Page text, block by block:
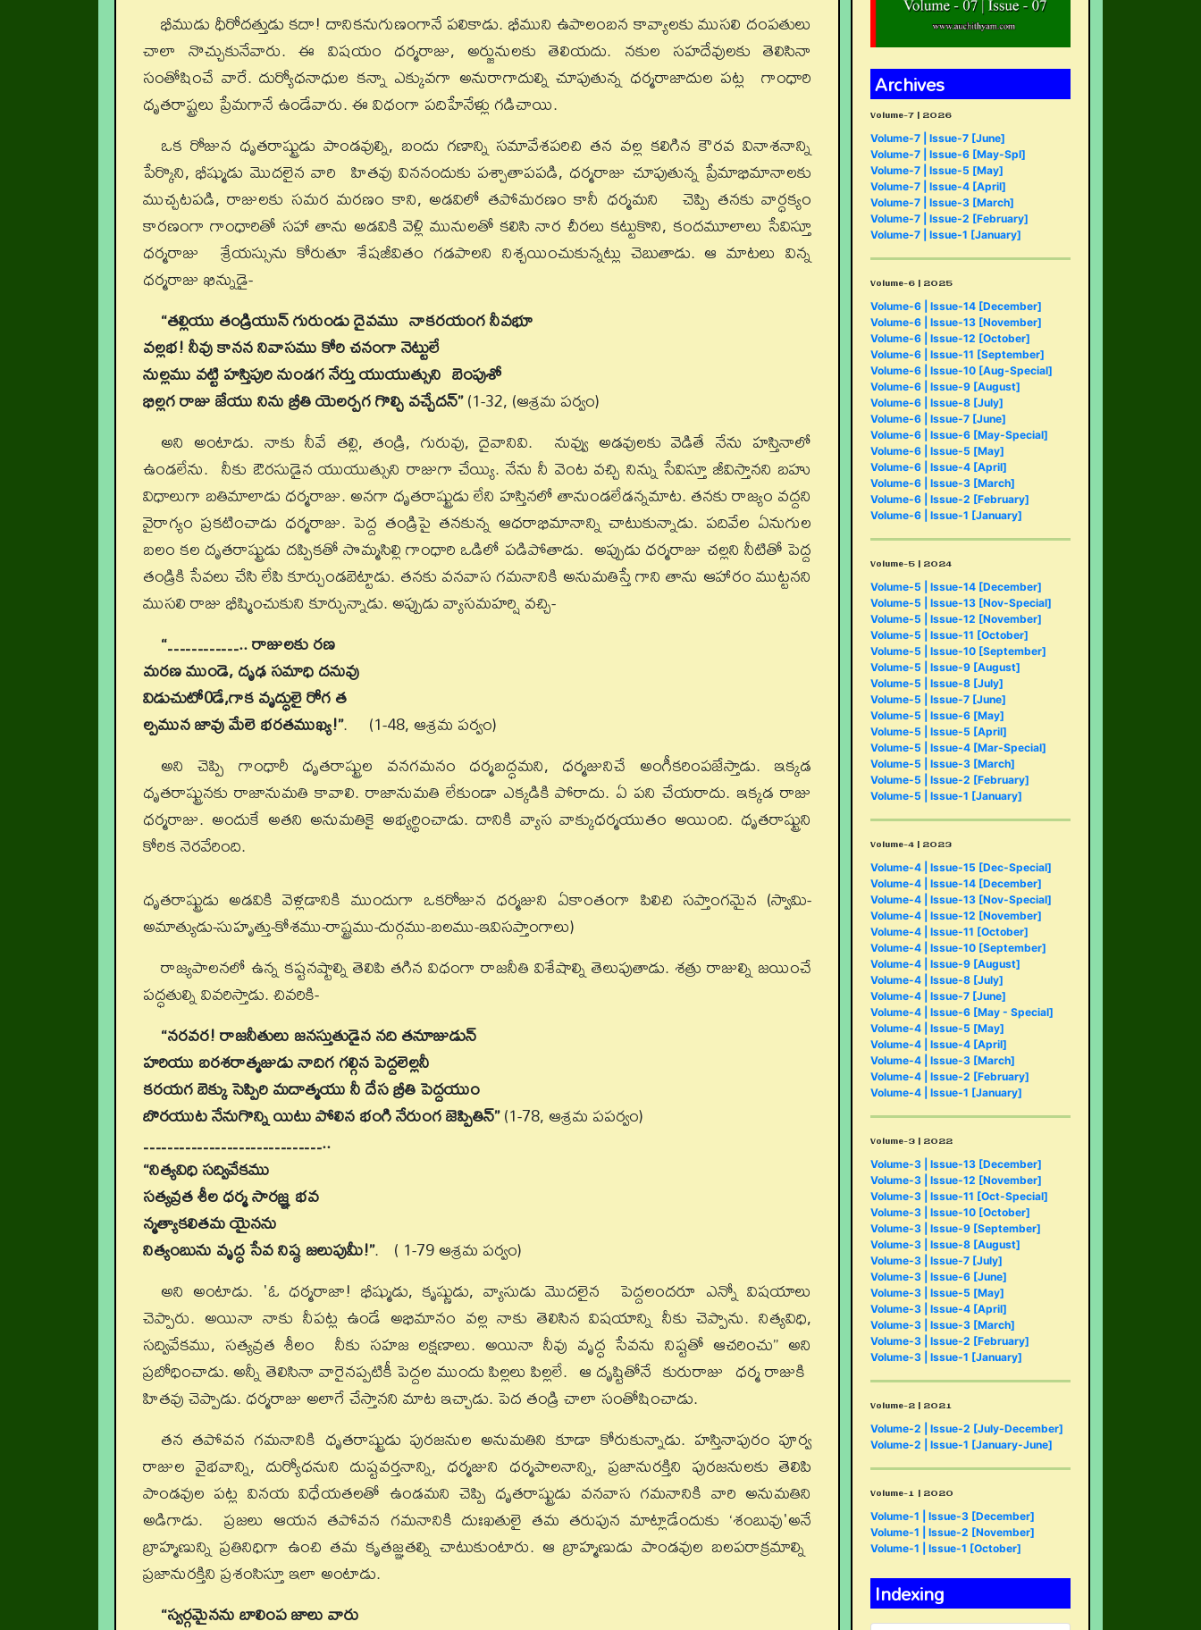
భీముడు ధీరోదత్తుడు కదా! దానికనుగుణంగానే పలికాడు. భీముని ఉపాలంబన కావ్యాలకు ముసలి దంపతులు
చాలా నొచ్చుకునేవారు. ఈ విషయం ధర్మరాజు, అర్జునులకు తెలియదు. నకుల సహదేవులకు తెలిసినా
సంతోషించే వారే. దుర్యోధనాధుల కన్నా ఎక్కువగా అనురాగాదుల్ని చూపుతున్న ధర్మరాజాదుల పట్ల గాంధారి
ధృతరాష్ట్రలు ప్రేమగానే ఉండేవారు. ఈ విధంగా పదిహేనేళ్లు గడిచాయి.
ఒక రోజున ధృతరాష్ట్రుడు పాండవుల్ని, బందు గణాన్ని సమావేశపరిచి తన వల్ల కలిగిన కౌరవ వినాశనాన్ని
పేర్కొని, భీష్ముడు మొదలైన వారి హితవు విననందుకు పశ్చాతాపపడి, ధర్మరాజు చూపుతున్న ప్రేమాభిమానాలకు
ముచ్చటపడి, రాజులకు సమర మరణం కాని, అడవిలో తపోమరణం కానీ ధర్మమని చెప్పి తనకు వార్ధక్యం
కారణంగా గాంధారితో సహా తాను అడవికి వెళ్లి మునులతో కలిసి నార చీరలు కట్టుకొని, కందమూలాలు సేవిస్తూ
ధర్మరాజు శ్రేయస్సును కోరుతూ శేషజీవితం గడపాలని నిశ్చయించుకున్నట్లు చెబుతాడు. ఆ మాటలు విన్న
ధర్మరాజు ఖిన్నుడై-
“తల్లియు తండ్రియున్ గురుండు దైవము నాకరయంగ నీవభూ
వల్లభ! నీవు కానన నివాసము కోరి చనంగా నెట్టులే
నుల్లము వట్టి హస్తిపురి నుండగ నేర్తు యుయుత్సుని బెంపుశో
భిల్లగ రాజు జేయు నిను బ్రీతి యెలర్పగ గొల్చి వచ్చేదన్”(1-32, (ఆశ్రమ పర్వం)
అని అంటాడు. నాకు నీవే తల్లి, తండ్రి, గురువు, దైవానివి. నువ్వు అడవులకు వెడితే నేను హస్తినాలో
ఉండలేను. నీకు ఔరసుడైన యుయుత్సుని రాజుగా చేయ్యి. నేను నీ వెంట వచ్చి నిన్ను సేవిస్తూ జీవిస్తానని బహు
విధాలుగా బతిమాలాడు ధర్మరాజు. అనగా ధృతరాష్ట్రుడు లేని హస్తినలో తానుండలేడన్నమాట. తనకు రాజ్యం వద్దని
వైరాగ్యం ప్రకటించాడు ధర్మరాజు. పెద్ద తండ్రిపై తనకున్న ఆధరాభిమానాన్ని చాటుకున్నాడు. పదివేల ఏనుగుల
బలం కల దృతరాష్ట్రుడు దప్పికతో సొమ్మసిల్లి గాంధారి ఒడిలో పడిపోతాడు. అప్పుడు ధర్మరాజు చల్లని నీటితో పెద్ద
తండ్రికి సేవలు చేసి లేపి కూర్చుండబెట్టాడు. తనకు వనవాస గమనానికి అనుమతిస్తే గాని తాను ఆహారం ముట్టనని
ముసలి రాజు భీష్మించుకుని కూర్చున్నాడు. అప్పుడు వ్యాసమహర్షి వచ్చి-
“………….. రాజులకు రణ
మరణ ముండె, దృఢ సమాధి దనువు
విడుచుటో0డే,గాక వృద్ధులై రోగ త
ల్పమున జావు మేలె భరతముఖ్య!”. (1-48, ఆశ్రమ పర్వం)
అని చెప్పి గాంధారీ ధృతరాష్ట్రుల వనగమనం ధర్మబద్ధమని, ధర్మజునిచే అంగీకరింపజేస్తాడు. ఇక్కడ
ధృతరాష్ట్రునకు రాజానుమతి కావాలి. రాజానుమతి లేకుండా ఎక్కడికి పోరాదు. ఏ పని చేయరాదు. ఇక్కడ రాజు
ధర్మరాజు. అందుకే అతని అనుమతికై అభ్యర్థించాడు. దానికి వ్యాస వాక్కుధర్మయుతం అయింది. ధృతరాష్ట్రుని
కోరిక నెరవేరింది.
ధృతరాష్ట్రుడు అడవికి వెళ్లడానికి ముందుగా ఒకరోజున ధర్మజుని ఏకాంతంగా పిలిచి సప్తాంగమైన (స్వామి-
అమాత్యుడు-సుహృత్తు-కోశము-రాష్ట్రము-దుర్గము-బలము-ఇవిసప్తాంగాలు)
రాజ్యపాలనలో ఉన్న కష్టనష్టాల్ని తెలిపి తగిన విధంగా రాజనీతి విశేషాల్ని తెలుపుతాడు. శత్రు రాజుల్ని జయించే
పద్ధతుల్ని వివరిస్తాడు. చివరికి-
“నరవర! రాజనీతులు జనస్తుతుడైన నది తనూజుడున్
హరియు బరశరాత్మజుడు నాదిగ గల్గిన పెద్దలెల్లనీ
కరయగ బెక్కు సెప్పిరి మదాత్మయు నీ దేస బ్రీతి పెద్దయుం
బొరయుట నేనుగొన్ని యిటు పోలిన భంగి నేరుంగ జెప్పితిన్”(1-78, ఆశ్రమ పపర్వం)
…………………………..
“నిత్యవిధి సద్వివేకము
సత్యవ్రత శీల ధర్మ సారజ్ఞ్ర భవ
న్మత్యాకలితమ యైనను
నిత్యంబును వృద్ధ సేవ నిష్ఠ జలుపుమీ!”. ( 1-79 ఆశ్రమ పర్వం)
అని అంటాడు. 'ఓ ధర్మరాజా! భీష్ముడు, కృష్ణుడు, వ్యాసుడు మొదలైన పెద్దలందరూ ఎన్నో విషయాలు
చెప్పారు. అయినా నాకు నీపట్ల ఉండే అభిమానం వల్ల నాకు తెలిసిన విషయాన్ని నీకు చెప్పాను. నిత్యవిధి,
సద్వివేకము, సత్యవ్రత శీలం నీకు సహజ లక్షణాలు. అయినా నీవు వృద్ధ సేవను నిష్టతో ఆచరించు” అని
ప్రబోధించాడు. అన్నీ తెలిసినా వారైనప్పటికీ పెద్దల ముందు పిల్లలు పిల్లలే. ఆ దృష్టితోనే కురురాజు ధర్మ రాజుకి
హితవు చెప్పాడు. ధర్మరాజు అలాగే చేస్తానని మాట ఇచ్చాడు. పెద తండ్రి చాలా సంతోషించాడు.
తన తపోవన గమనానికి ధృతరాష్ట్రుడు పురజనుల అనుమతిని కూడా కోరుకున్నాడు. హస్తినాపురం పూర్వ
రాజుల వైభవాన్ని, దుర్యోధనుని దుష్టవర్తనాన్ని, ధర్మజుని ధర్మపాలనాన్ని, ప్రజానురక్తిని పురజనులకు తెలిపి
పాండవుల పట్ల వినయ విధేయతలతో ఉండమని చెప్పి ధృతరాష్ట్రుడు వనవాస గమనానికి వారి అనుమతిని
అడిగాడు. ప్రజలు ఆయన తపోవన గమనానికి దుఃఖతులై తమ తరుపున మాట్లాడేందుకు ‘శంబువు'అనే
బ్రాహ్మణున్ని ప్రతినిధిగా ఉంచి తమ కృతజ్ఞతల్ని చాటుకుంటారు. ఆ బ్రాహ్మణుడు పాండవుల బలపరాక్రమాల్ని
ప్రజానురక్తిని ప్రశంసిస్తూ ఇలా అంటాడు.
“స్వర్గమైనను బాలింప జాలు వారు
Archives
Volume-7 | 2026
Volume-7 | Issue-7 [June]
Volume-7 | Issue-6 [May-Spl]
Volume-7 | Issue-5 [May]
Volume-7 | Issue-4 [April]
Volume-7 | Issue-3 [March]
Volume-7 | Issue-2 [February]
Volume-7 | Issue-1 [January]
Volume-6 | 2025
Volume-6 | Issue-14 [December]
Volume-6 | Issue-13 [November]
Volume-6 | Issue-12 [October]
Volume-6 | Issue-11 [September]
Volume-6 | Issue-10 [Aug-Special]
Volume-6 | Issue-9 [August]
Volume-6 | Issue-8 [July]
Volume-6 | Issue-7 [June]
Volume-6 | Issue-6 [May-Special]
Volume-6 | Issue-5 [May]
Volume-6 | Issue-4 [April]
Volume-6 | Issue-3 [March]
Volume-6 | Issue-2 [February]
Volume-6 | Issue-1 [January]
Volume-5 | 2024
Volume-5 | Issue-14 [December]
Volume-5 | Issue-13 [Nov-Special]
Volume-5 | Issue-12 [November]
Volume-5 | Issue-11 [October]
Volume-5 | Issue-10 [September]
Volume-5 | Issue-9 [August]
Volume-5 | Issue-8 [July]
Volume-5 | Issue-7 [June]
Volume-5 | Issue-6 [May]
Volume-5 | Issue-5 [April]
Volume-5 | Issue-4 [Mar-Special]
Volume-5 | Issue-3 [March]
Volume-5 | Issue-2 [February]
Volume-5 | Issue-1 [January]
Volume-4 | 2023
Volume-4 | Issue-15 [Dec-Special]
Volume-4 | Issue-14 [December]
Volume-4 | Issue-13 [Nov-Special]
Volume-4 | Issue-12 [November]
Volume-4 | Issue-11 [October]
Volume-4 | Issue-10 [September]
Volume-4 | Issue-9 [August]
Volume-4 | Issue-8 [July]
Volume-4 | Issue-7 [June]
Volume-4 | Issue-6 [May - Special]
Volume-4 | Issue-5 [May]
Volume-4 | Issue-4 [April]
Volume-4 | Issue-3 [March]
Volume-4 | Issue-2 [February]
Volume-4 | Issue-1 [January]
Volume-3 | 2022
Volume-3 | Issue-13 [December]
Volume-3 | Issue-12 [November]
Volume-3 | Issue-11 [Oct-Special]
Volume-3 | Issue-10 [October]
Volume-3 | Issue-9 [September]
Volume-3 | Issue-8 [August]
Volume-3 | Issue-7 [July]
Volume-3 | Issue-6 [June]
Volume-3 | Issue-5 [May]
Volume-3 | Issue-4 [April]
Volume-3 | Issue-3 [March]
Volume-3 | Issue-2 [February]
Volume-3 | Issue-1 [January]
Volume-2 | 2021
Volume-2 | Issue-2 [July-December]
Volume-2 | Issue-1 [January-June]
Volume-1 | 2020
Volume-1 | Issue-3 [December]
Volume-1 | Issue-2 [November]
Volume-1 | Issue-1 [October]
Indexing